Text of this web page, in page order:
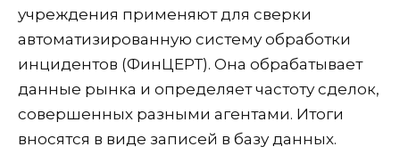
учреждения применяют для сверки
автоматизированную систему обработки
инцидентов (ФинЦЕРТ). Она обрабатывает
данные рынка и определяет частоту сделок,
совершенных разными агентами. Итоги
вносятся в виде записей в базу данных.